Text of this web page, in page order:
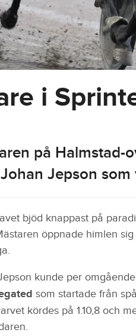
i
på Halmstad-
Jepson som
bjöd knappast på
öppnade himlen
kunde per
som startade från
kördes på 1.10,8 och